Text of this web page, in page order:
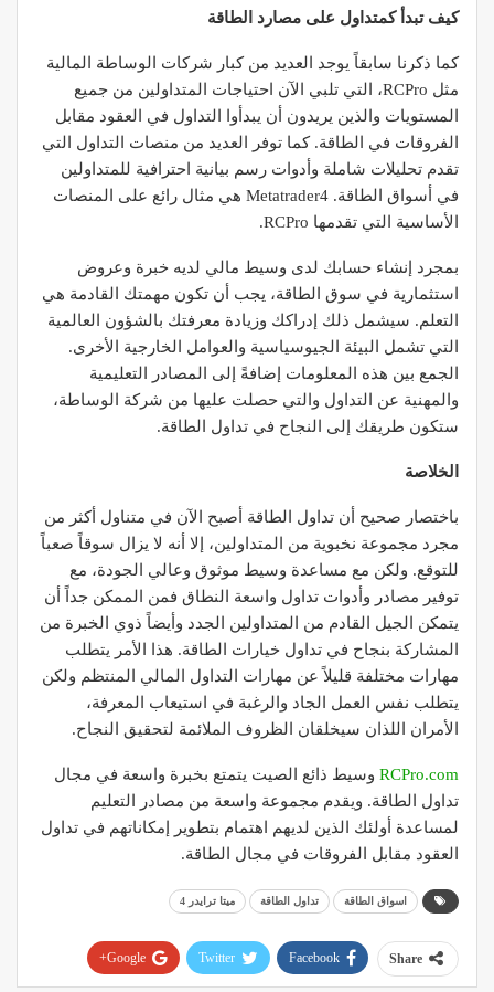
كيف تبدأ كمتداول على مصارد الطاقة
كما ذكرنا سابقاً يوجد العديد من كبار شركات الوساطة المالية
مثل RCPro، التي تلبي الآن احتياجات المتداولين من جميع
المستويات والذين يريدون أن يبدأوا التداول في العقود مقابل
الفروقات في الطاقة. كما توفر العديد من منصات التداول التي
تقدم تحليلات شاملة وأدوات رسم بيانية احترافية للمتداولين
في أسواق الطاقة. Metatrader4 هي مثال رائع على المنصات
الأساسية التي تقدمها RCPro.
بمجرد إنشاء حسابك لدى وسيط مالي لديه خبرة وعروض
استثمارية في سوق الطاقة، يجب أن تكون مهمتك القادمة هي
التعلم. سيشمل ذلك إدراكك وزيادة معرفتك بالشؤون العالمية
التي تشمل البيئة الجيوسياسية والعوامل الخارجية الأخرى.
الجمع بين هذه المعلومات إضافةً إلى المصادر التعليمية
والمهنية عن التداول والتي حصلت عليها من شركة الوساطة،
ستكون طريقك إلى النجاح في تداول الطاقة.
الخلاصة
باختصار صحيح أن تداول الطاقة أصبح الآن في متناول أكثر من
مجرد مجموعة نخبوية من المتداولين، إلا أنه لا يزال سوقاً صعباً
للتوقع. ولكن مع مساعدة وسيط موثوق وعالي الجودة، مع
توفير مصادر وأدوات تداول واسعة النطاق فمن الممكن جداً أن
يتمكن الجيل القادم من المتداولين الجدد وأيضاً ذوي الخبرة من
المشاركة بنجاح في تداول خيارات الطاقة. هذا الأمر يتطلب
مهارات مختلفة قليلاً عن مهارات التداول المالي المنتظم ولكن
يتطلب نفس العمل الجاد والرغبة في استيعاب المعرفة،
الأمران اللذان سيخلقان الظروف الملائمة لتحقيق النجاح.
RCPro.com وسيط ذائع الصيت يتمتع بخبرة واسعة في مجال
تداول الطاقة. ويقدم مجموعة واسعة من مصادر التعليم
لمساعدة أولئك الذين لديهم اهتمام بتطوير إمكاناتهم في تداول
العقود مقابل الفروقات في مجال الطاقة.
اسواق الطاقة تداول الطاقة ميتا ترايدر 4
Share
Facebook
Twitter
Google+